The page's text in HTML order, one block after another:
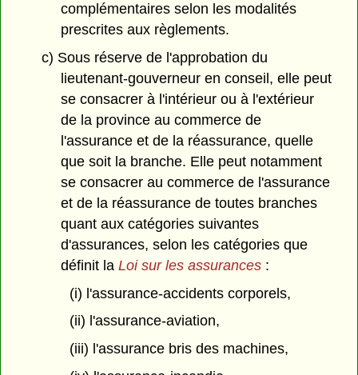
complémentaires selon les modalités
prescrites aux règlements.
c) Sous réserve de l'approbation du
lieutenant-gouverneur en conseil, elle peut
se consacrer à l'intérieur ou à l'extérieur
de la province au commerce de
l'assurance et de la réassurance, quelle
que soit la branche. Elle peut notamment
se consacrer au commerce de l'assurance
et de la réassurance de toutes branches
quant aux catégories suivantes
d'assurances, selon les catégories que
définit laLoi sur les assurances :
(i) l'assurance-accidents corporels,
(ii) l'assurance-aviation,
(iii) l'assurance bris des machines,